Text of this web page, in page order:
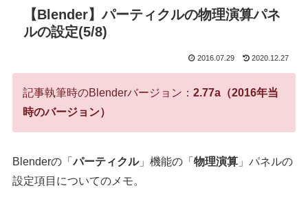
【Blender】パーティクルの物理演算パネ
ルの設定(5/8)
2016.07.29 2020.12.27
記事執筆時のBlenderバージョン：2.77a（2016年当
時のバージョン）
Blenderの「パーティクル」機能の「物理演算 」パネルの
設定項目についてのメモ。